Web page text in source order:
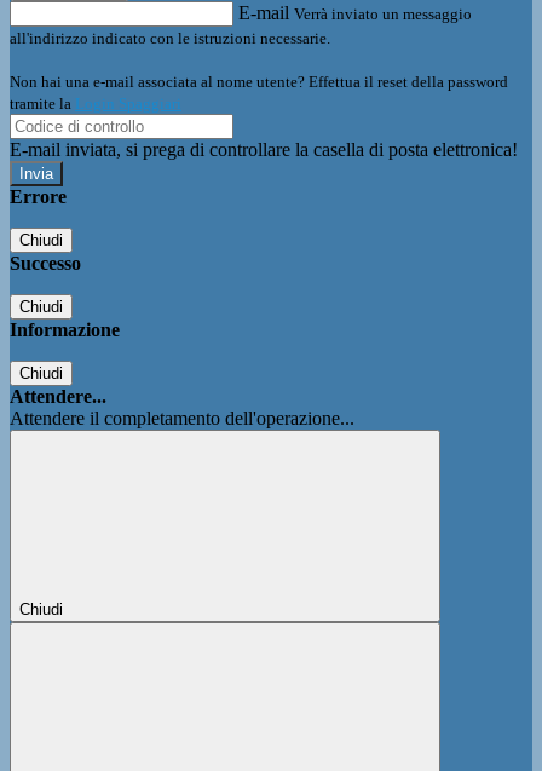
E-mail Verrà inviato un messaggio
all'indirizzo indicato con le istruzioni necessarie.
Non hai una e-mail associata al nome utente? Effettua il reset della password
tramite la Login Spaggiari
E-mail inviata, si prega di controllare la casella di posta elettronica!
Errore
Chiudi
Successo
Chiudi
Informazione
Chiudi
Attendere...
Attendere il completamento dell'operazione...
Chiudi